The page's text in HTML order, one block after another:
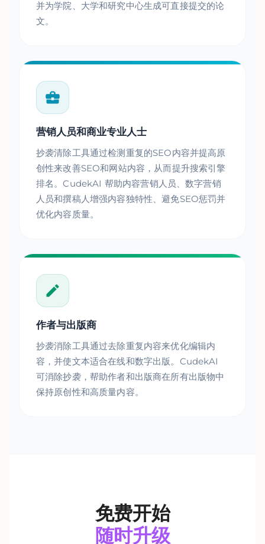
并为学院、大学和研究中心生成可直接提交的论
文。
营销人员和商业专业人士
抄袭清除工具通过检测重复的SEO内容并提高原
创性来改善SEO和网站内容，从而提升搜索引擎
排名。CudekAI 帮助内容营销人员、数字营销
人员和撰稿人增强内容独特性、避免SEO惩罚并
优化内容质量。
作者与出版商
抄袭消除工具通过去除重复内容来优化编辑内
容，并使文本适合在线和数字出版。CudekAI
可消除抄袭，帮助作者和出版商在所有出版物中
保持原创性和高质量内容。
免费开始
随时升级